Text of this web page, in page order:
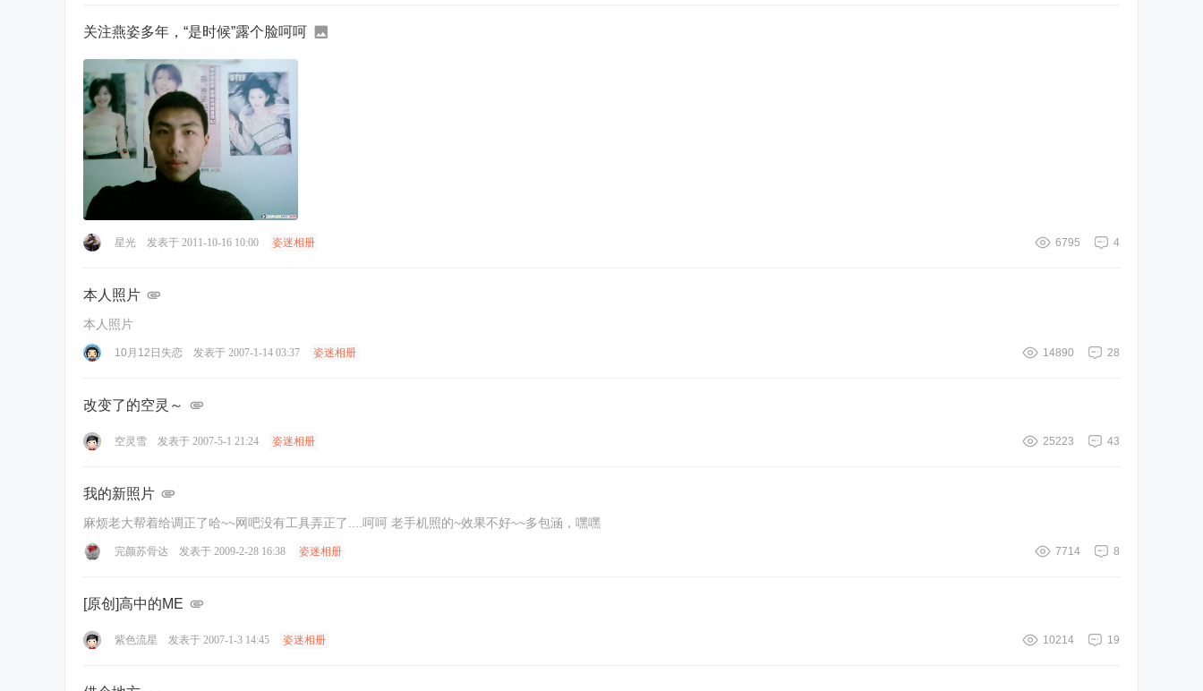
关注燕姿多年，“是时候”露个脸呵呵
4
6795
星光 发表于 2011-10-16 10:00 姿迷相册
本人照片
本人照片
28
14890
10月12日失恋 发表于 2007-1-14 03:37 姿迷相册
改变了的空灵～
43
25223
空灵雪 发表于 2007-5-1 21:24 姿迷相册
我的新照片
麻烦老大帮着给调正了哈~~网吧没有工具弄正了....呵呵 老手机照的~效果不好~~多包涵，嘿嘿
8
7714
完颜苏骨达 发表于 2009-2-28 16:38 姿迷相册
[原创]高中的ME
19
10214
紫色流星 发表于 2007-1-3 14:45 姿迷相册